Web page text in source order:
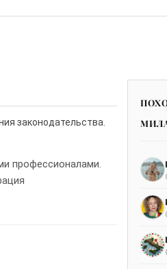
законодательства.
профессионалами.